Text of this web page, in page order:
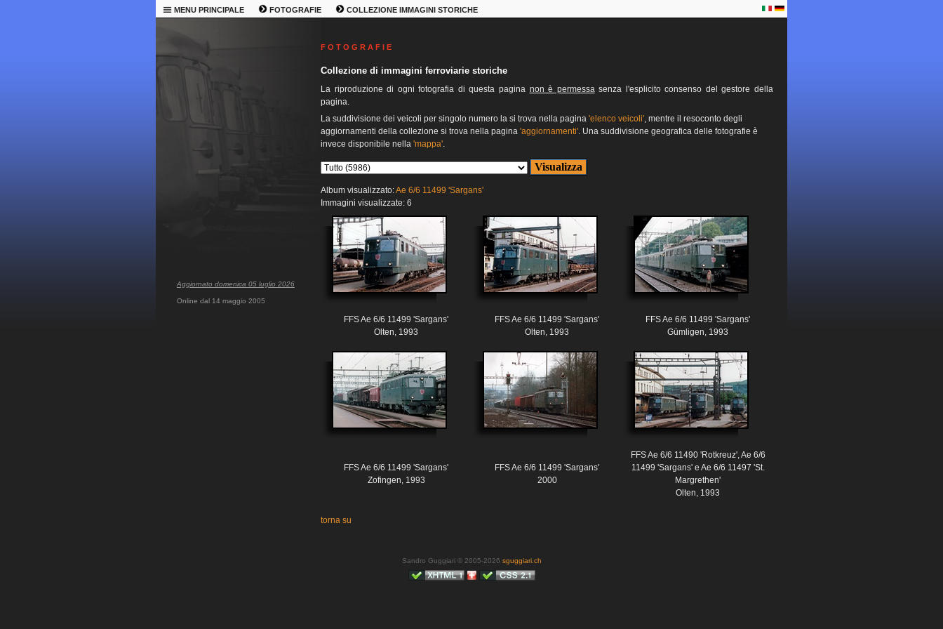
MENU PRINCIPALE FOTOGRAFIE COLLEZIONE IMMAGINI STORICHE
Aggiornato domenica 05 luglio 2026
Online dal 14 maggio 2005
F O T O G R A F I E
Collezione di immagini ferroviarie storiche
La riproduzione di ogni fotografia di questa pagina non è permessasenza l'esplicito consenso del gestore della
pagina.
La suddivisione dei veicoli per singolo numero la si trova nella pagina 'elenco veicoli', mentre il resoconto degli
aggiornamenti della collezione si trova nella pagina 'aggiornamenti'. Una suddivisione geografica delle fotografie è
invece disponibile nella 'mappa'.
Album visualizzato:Ae 6/6 11499 'Sargans'
Immagini visualizzate: 6
FFS Ae 6/6 11499 'Sargans'
Olten, 1993
FFS Ae 6/6 11499 'Sargans'
Olten, 1993
FFS Ae 6/6 11499 'Sargans'
Gümligen, 1993
FFS Ae 6/6 11499 'Sargans'
Zofingen, 1993
FFS Ae 6/6 11499 'Sargans'
2000
FFS Ae 6/6 11490 'Rotkreuz', Ae 6/6
11499 'Sargans' e Ae 6/6 11497 'St.
Margrethen'
Olten, 1993
torna su
Sandro Guggiari © 2005-2026 sguggiari.ch